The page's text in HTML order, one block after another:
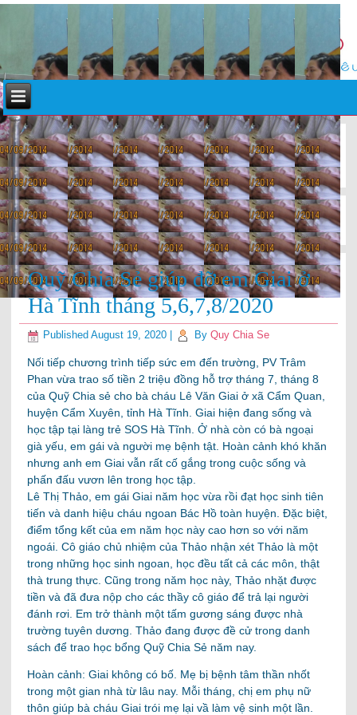
«Quỹ Chia Sẻ giúp đỡ em Khánh Ly ở Hà Tĩnh tháng 7,8/2020
Quỹ Chia Sẻ giúp đỡ gia đình em Huyền ở Hà Tĩnh 8/2020»
Quỹ Chia Sẻ giúp đỡ em Giai ở
Hà Tĩnh tháng 5,6,7,8/2020
Published August 19, 2020 By Quy Chia Se
Nối tiếp chương trình tiếp sức em đến trường, PV Trâm
Phan vừa trao số tiền 2 triệu đồng hỗ trợ tháng 7, tháng 8
của Quỹ Chia sẻ cho bà cháu Lê Văn Giai ở xã Cẩm Quan,
huyện Cẩm Xuyên, tỉnh Hà Tĩnh. Giai hiện đang sống và
học tập tại làng trẻ SOS Hà Tĩnh. Ở nhà còn có bà ngoại
già yếu, em gái và người mẹ bệnh tật. Hoàn cảnh khó khăn
nhưng anh em Giai vẫn rất cố gắng trong cuộc sống và
phấn đấu vươn lên trong học tập.
Lê Thị Thảo, em gái Giai năm học vừa rồi đạt học sinh tiên
tiến và danh hiệu cháu ngoan Bác Hồ toàn huyện. Đặc biệt,
điểm tổng kết của em năm học này cao hơn so với năm
ngoái. Cô giáo chủ nhiệm của Thảo nhận xét Thảo là một
trong những học sinh ngoan, học đều tất cả các môn, thật
thà trung thực. Cũng trong năm học này, Thảo nhặt được
tiền và đã đưa nộp cho các thầy cô giáo để trả lại người
đánh rơi. Em trở thành một tấm gương sáng được nhà
trường tuyên dương. Thảo đang được đề cử trong danh
sách để trao học bổng Quỹ Chia Sẻ năm nay.
Hoàn cảnh: Giai không có bố. Mẹ bị bệnh tâm thần nhốt
trong một gian nhà từ lâu nay. Mỗi tháng, chị em phụ nữ
thôn giúp bà cháu Giai trói mẹ lại vầ làm vệ sinh một lần.